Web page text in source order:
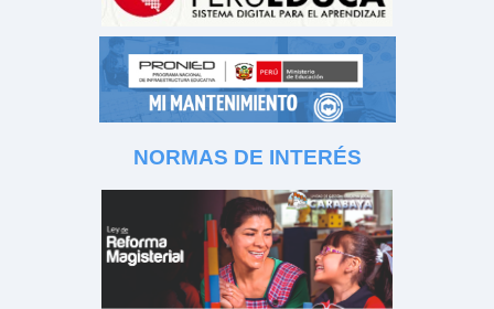
NORMAS DE INTERÉS